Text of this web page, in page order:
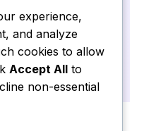
wajib di Medan untuk
dan korporasi
experience,
and analyze
cookies to allow
Accept All to
non-essential